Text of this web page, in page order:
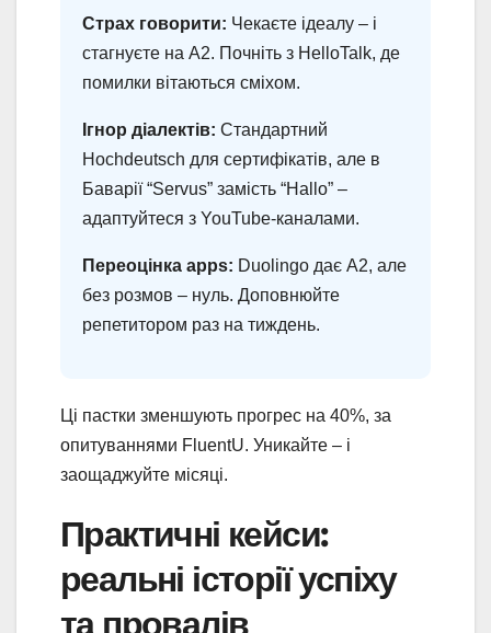
Страх говорити: Чекаєте ідеалу – і
стагнуєте на A2. Почніть з HelloTalk, де
помилки вітаються сміхом.
Ігнор діалектів: Стандартний
Hochdeutsch для сертифікатів, але в
Баварії “Servus” замість “Hallo” –
адаптуйтеся з YouTube-каналами.
Переоцінка apps: Duolingo дає A2, але
без розмов – нуль. Доповнюйте
репетитором раз на тиждень.
Ці пастки зменшують прогрес на 40%, за
опитуваннями FluentU. Уникайте – і
заощаджуйте місяці.
Практичні кейси:
реальні історії успіху
та провалів